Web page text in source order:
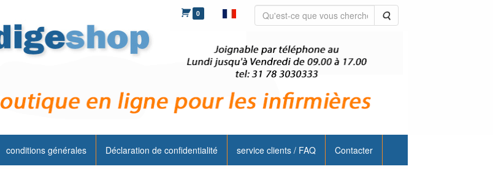
0 Rechercher
conditions générales Déclaration de confidentialité service clients / FAQ Contacter